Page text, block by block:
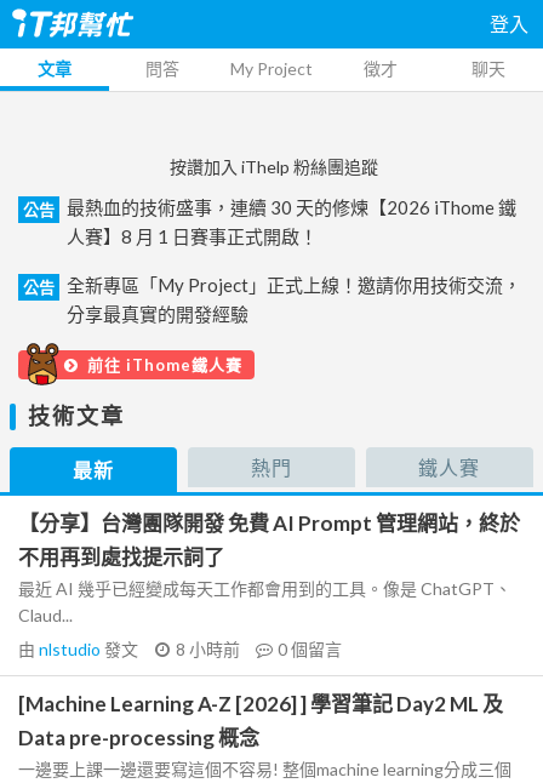
登入
文章 問答 My Project 徵才 聊天
按讚加入 iThelp 粉絲團追蹤
公告
最熱血的技術盛事，連續 30 天的修煉【2026 iThome 鐵
人賽】8 月 1 日賽事正式開啟！
公告
全新專區「My Project」正式上線！邀請你用技術交流，
分享最真實的開發經驗
前往 iThome鐵人賽
技術文章
最新 熱門 鐵人賽
【分享】台灣團隊開發 免費 AI Prompt 管理網站，終於
不用再到處找提示詞了
最近 AI 幾乎已經變成每天工作都會用到的工具。像是 ChatGPT、
Claud...
由 nlstudio 發文 8 小時前 0個留言
[Machine Learning A-Z [2026] ] 學習筆記 Day2 ML 及
Data pre-processing 概念
一邊要上課一邊還要寫這個不容易! 整個machine learning分成三個